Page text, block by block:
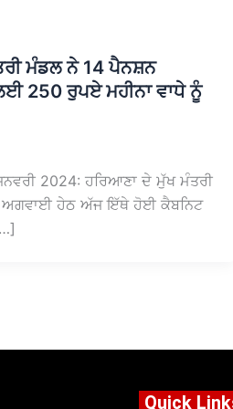
ਮੰਡਲ ਨੇ 14 ਪੈਨਸ਼ਨ
250 ਰੁਪਏ ਮਹੀਨਾ ਵਾਧੇ ਨੂੰ
2024: ਹਰਿਆਣਾ ਦੇ ਮੁੱਖ ਮੰਤਰੀ
ਅਗਵਾਈ ਹੇਠ ਅੱਜ ਇੱਥੇ ਹੋਈ ਕੈਬਨਿਟ
Quick